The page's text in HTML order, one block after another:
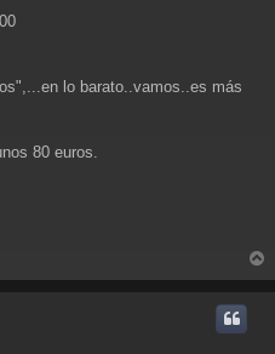
lo barato..vamos..es más
80 euros.
r